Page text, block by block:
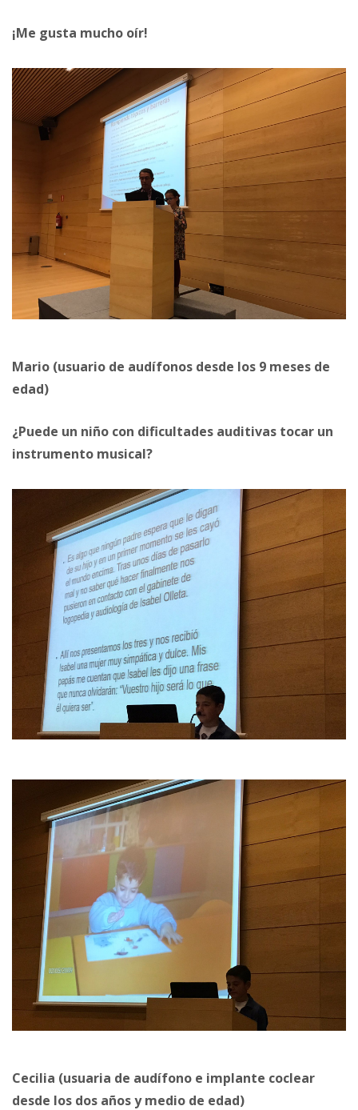
¡Me gusta mucho oír!
Mario (usuario de audífonos desde los 9 meses de
edad)
¿Puede un niño con dificultades auditivas tocar un
instrumento musical?
Cecilia (usuaria de audífono e implante coclear
desde los dos años y medio de edad)